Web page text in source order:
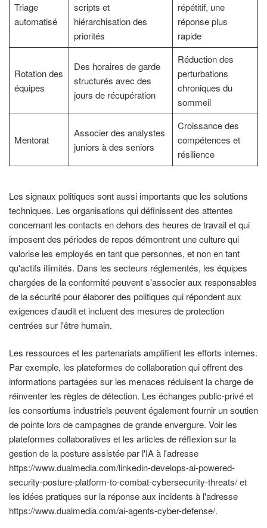
Triage
automatisé
scripts et
hiérarchisation des
priorités
répétitif, une
réponse plus
rapide
Rotation des
équipes
Des horaires de garde
structurés avec des
jours de récupération
Réduction des
perturbations
chroniques du
sommeil
Mentorat
Associer des analystes
juniors à des seniors
Croissance des
compétences et
résilience
Les signaux politiques sont aussi importants que les solutions
techniques. Les organisations qui définissent des attentes
concernant les contacts en dehors des heures de travail et qui
imposent des périodes de repos démontrent une culture qui
valorise les employés en tant que personnes, et non en tant
qu'actifs illimités. Dans les secteurs réglementés, les équipes
chargées de la conformité peuvent s'associer aux responsables
de la sécurité pour élaborer des politiques qui répondent aux
exigences d'audit et incluent des mesures de protection
centrées sur l'être humain.
Les ressources et les partenariats amplifient les efforts internes.
Par exemple, les plateformes de collaboration qui offrent des
informations partagées sur les menaces réduisent la charge de
réinventer les règles de détection. Les échanges public-privé et
les consortiums industriels peuvent également fournir un soutien
de pointe lors de campagnes de grande envergure. Voir les
plateformes collaboratives et les articles de réflexion sur la
gestion de la posture assistée par l'IA à l'adresse
https://www.dualmedia.com/linkedin-develops-ai-powered-
security-posture-platform-to-combat-cybersecurity-threats/ et
les idées pratiques sur la réponse aux incidents à l'adresse
https://www.dualmedia.com/ai-agents-cyber-defense/.